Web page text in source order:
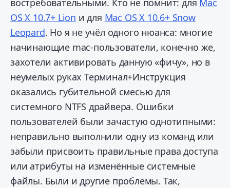
востребовательными. Кто не помнит: для Mac
OS X 10.7+ Lion и для Mac OS X 10.6+ Snow
Leopard. Но я не учёл одного нюанса: многие
начинающие mac-пользователи, конечно же,
захотели активировать данную «фичу», но в
неумелых руках Терминал+Инструкция
оказались губительной смесью для
системного NTFS драйвера. Ошибки
пользователей были зачастую однотипными:
неправильно выполнили одну из команд или
забыли присвоить правильные права доступа
или атрибуты на изменённые системные
файлы. Были и другие проблемы. Так,